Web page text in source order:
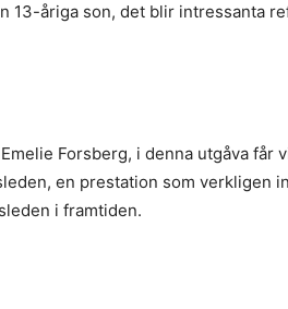
13-åriga son, det blir intressanta
Forsberg, i denna utgåva får
en prestation som verkligen
i framtiden.